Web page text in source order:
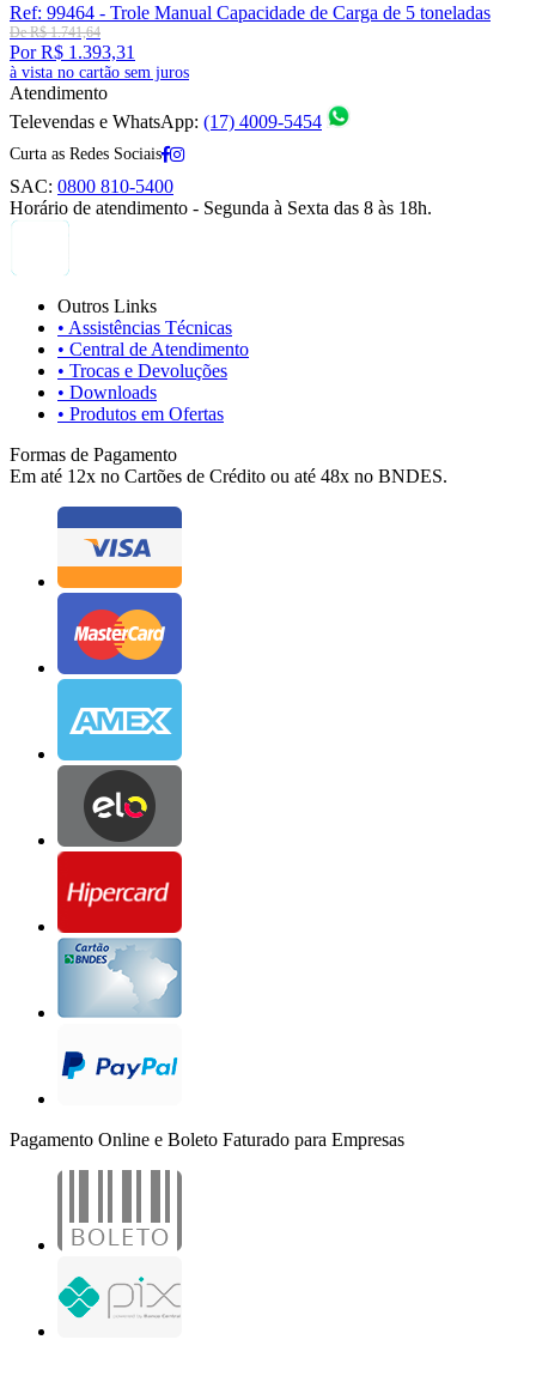
Ref: 99464 - Trole Manual Capacidade de Carga de 5 toneladas
De R$ 1.741,64
Por R$ 1.393,31
à vista no cartão sem juros
Atendimento
Televendas e WhatsApp: (17) 4009-5454
Curta as Redes Sociais
SAC: 0800 810-5400
Horário de atendimento - Segunda à Sexta das 8 às 18h.
Outros Links
• Assistências Técnicas
• Central de Atendimento
• Trocas e Devoluções
• Downloads
• Produtos em Ofertas
Formas de Pagamento
Em até 12x no Cartões de Crédito ou até 48x no BNDES.
Pagamento Online e Boleto Faturado para Empresas